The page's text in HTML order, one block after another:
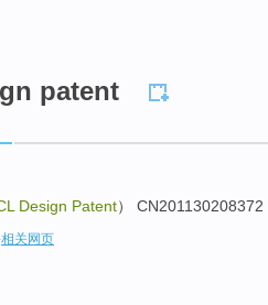
patent
Design Patent）
相关网页